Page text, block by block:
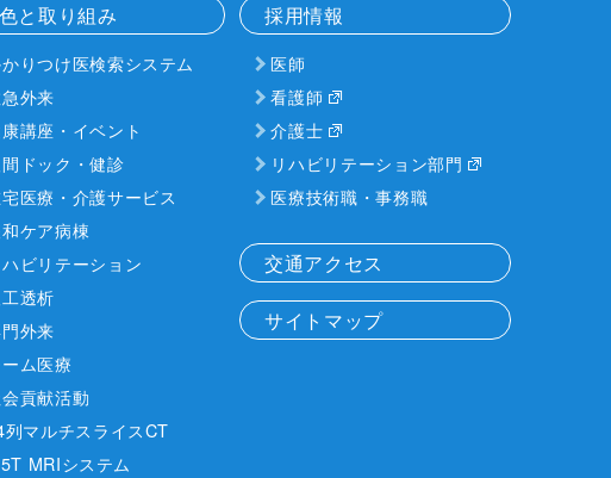
と取り組み
りつけ医検索システム
外来
講座・イベント
間ドック・健診
医療・介護サービス
ケア病棟
ハビリテーション
工透析
外来
ム医療
貢献活動
列マルチスライスCT
MRIシステム
採用情報
医師
看護師
介護士
リハビリテーション部門
医療技術職・事務職
交通アクセス
サイトマップ